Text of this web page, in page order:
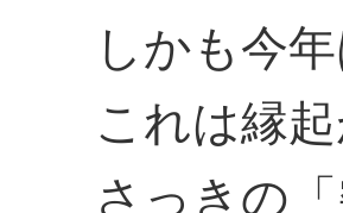
しかも今
これは縁
さっきの